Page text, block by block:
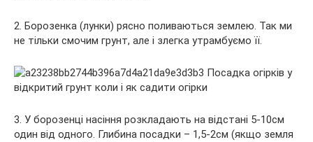
2. Борозенка (лунки) рясно поливаються землею. Так ми
не тільки смочим грунт, але і злегка утрамбуємо її.
3. У борозенці насіння розкладають на відстані 5-10см
один від одного. Глибина посадки – 1,5-2см (якщо земля